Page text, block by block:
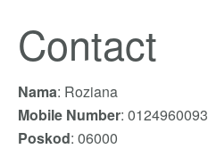
Contact
Nama: Roziana
Mobile Number: 0124960093
Poskod: 06000